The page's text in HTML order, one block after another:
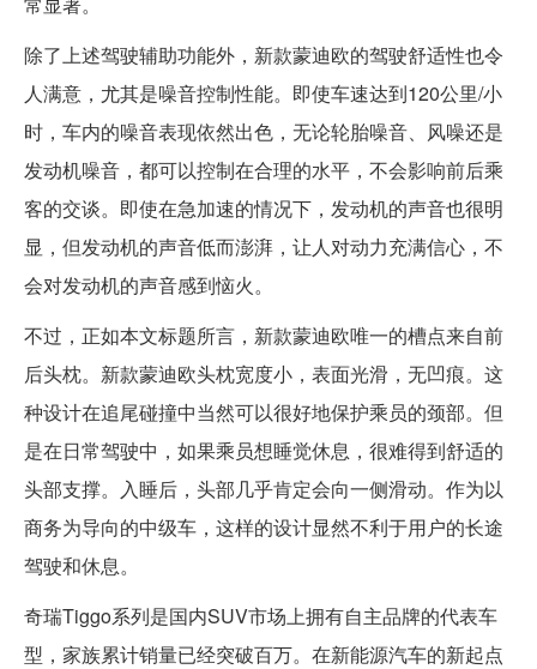
除了上述驾驶辅助功能外，新款蒙迪欧的驾驶舒适性也令
人满意，尤其是噪音控制性能。即使车速达到120公里/小
时，车内的噪音表现依然出色，无论轮胎噪音、风噪还是
发动机噪音，都可以控制在合理的水平，不会影响前后乘
客的交谈。即使在急加速的情况下，发动机的声音也很明
显，但发动机的声音低而澎湃，让人对动力充满信心，不
会对发动机的声音感到恼火。
不过，正如本文标题所言，新款蒙迪欧唯一的槽点来自前
后头枕。新款蒙迪欧头枕宽度小，表面光滑，无凹痕。这
种设计在追尾碰撞中当然可以很好地保护乘员的颈部。但
是在日常驾驶中，如果乘员想睡觉休息，很难得到舒适的
头部支撑。入睡后，头部几乎肯定会向一侧滑动。作为以
商务为导向的中级车，这样的设计显然不利于用户的长途
驾驶和休息。
奇瑞Tiggo系列是国内SUV市场上拥有自主品牌的代表车
型，家族累计销量已经突破百万。在新能源汽车的新起点